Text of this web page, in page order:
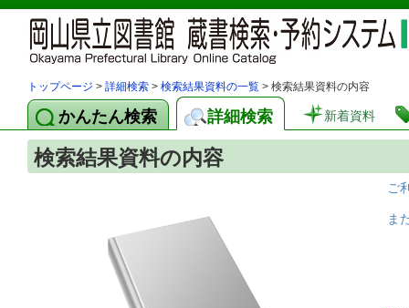
トップページ > 詳細検索 > 検索結果資料の一覧 > 検索結果資料の内容
かんたん検索 詳細検索 新着資料
検索結果資料の内容
ご
ま